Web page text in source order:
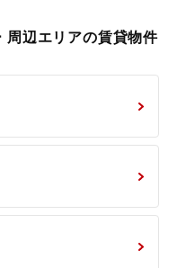
周辺エリアの賃貸物件